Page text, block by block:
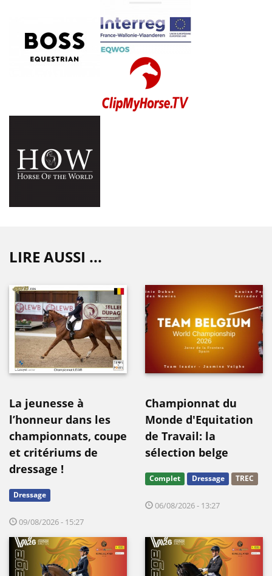
LIRE AUSSI ...
La jeunesse à
l’honneur dans les
championnats, coupe
et critériums de
dressage !
Dressage
09/08/2026 - 15:27
Championnat du
Monde d'Equitation
de Travail: la
sélection belge
Complet Dressage TREC
06/08/2026 - 13:27